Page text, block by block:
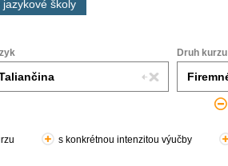
školy
Druh kurzu
s konkrétnou intenzitou výučby